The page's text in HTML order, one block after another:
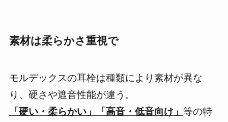
素材は柔らかさ重視で
モルデックスの耳栓は種類により素材が異な
り、硬さや遮音性能が違う。
「硬い・柔らかい」「高音・低音向け」 等の特